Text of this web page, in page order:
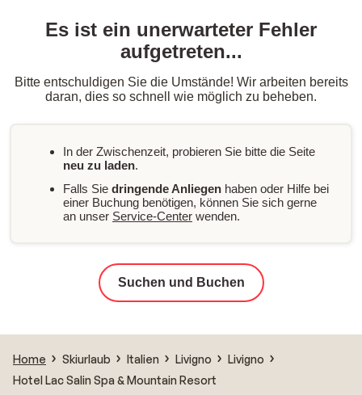
Es ist ein unerwarteter Fehler
aufgetreten...
Bitte entschuldigen Sie die Umstände! Wir arbeiten bereits
daran, dies so schnell wie möglich zu beheben.
In der Zwischenzeit, probieren Sie bitte die Seite
neu zu laden.
Falls Sie dringende Anliegen haben oder Hilfe bei
einer Buchung benötigen, können Sie sich gerne
an unser Service-Center wenden.
Suchen und Buchen
Home Skiurlaub Italien Livigno
Livigno
Hotel Lac Salin Spa & Mountain Resort